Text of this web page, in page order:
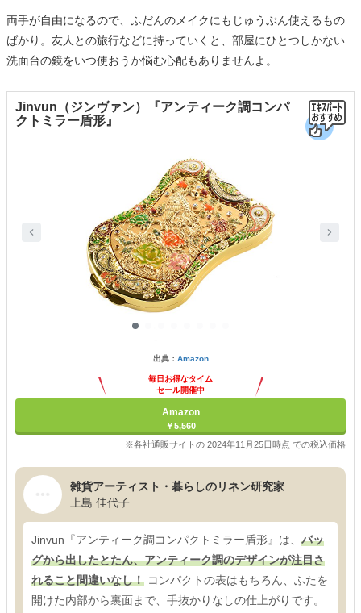
両手が自由になるので、ふだんのメイクにもじゅうぶん使えるもの
ばかり。友人との旅行などに持っていくと、部屋にひとつしかない
洗面台の鏡をいつ使おうか悩む心配もありませんよ。
Jinvun（ジンヴァン）『アンティーク調コンパ
クトミラー盾形』
出典： Amazon
毎日お得なタイム
セール開催中
Amazon
￥5,560
※各社通販サイトの 2024年11月25日時点 での税込価格
雑貨アーティスト・暮らしのリネン研究家
上島 佳代子
Jinvun『アンティーク調コンパクトミラー盾形』は、 バッ
グから出したとたん、アンティーク調のデザインが注目さ
れること間違いなし！ コンパクトの表はもちろん、ふたを
開けた内部から裏面まで、手抜かりなしの仕上がりです。